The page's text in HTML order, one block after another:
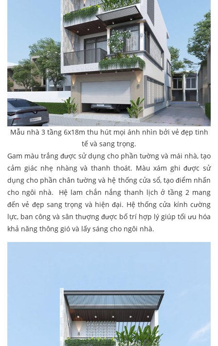
Mẫu nhà 3 tầng 6x18m thu hút mọi ánh nhìn bởi vẻ đẹp tinh
tế và sang trọng.
Gam màu trắng được sử dụng cho phần tường và mái nhà, tạo
cảm giác nhẹ nhàng và thanh thoát. Màu xám ghi được sử
dụng cho phần chân tường và hệ thống cửa sổ, tạo điểm nhấn
cho ngôi nhà. Hệ lam chắn nắng thanh lịch ở tầng 2 mang
đến vẻ đẹp sang trọng và hiện đại. Hệ thống cửa kính cường
lực, ban công và sân thượng được bố trí hợp lý giúp tối ưu hóa
khả năng thông gió và lấy sáng cho ngôi nhà.